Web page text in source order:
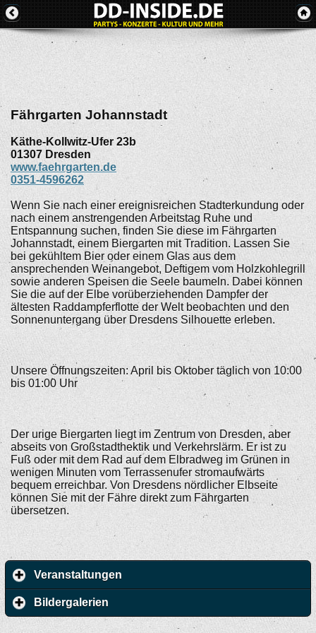
Fährgarten Johannstadt
Käthe-Kollwitz-Ufer 23b
01307 Dresden
www.faehrgarten.de
0351-4596262
Wenn Sie nach einer ereignisreichen Stadterkundung oder
nach einem anstrengenden Arbeitstag Ruhe und
Entspannung suchen, finden Sie diese im Fährgarten
Johannstadt, einem Biergarten mit Tradition. Lassen Sie
bei gekühltem Bier oder einem Glas aus dem
ansprechenden Weinangebot, Deftigem vom Holzkohlegrill
sowie anderen Speisen die Seele baumeln. Dabei können
Sie die auf der Elbe vorüberziehenden Dampfer der
ältesten Raddampferflotte der Welt beobachten und den
Sonnenuntergang über Dresdens Silhouette erleben.
Unsere Öffnungszeiten: April bis Oktober täglich von 10:00
bis 01:00 Uhr
Der urige Biergarten liegt im Zentrum von Dresden, aber
abseits von Großstadthektik und Verkehrslärm. Er ist zu
Fuß oder mit dem Rad auf dem Elbradweg im Grünen in
wenigen Minuten vom Terrassenufer stromaufwärts
bequem erreichbar. Von Dresdens nördlicher Elbseite
können Sie mit der Fähre direkt zum Fährgarten
übersetzen.
Veranstaltungen
Bildergalerien